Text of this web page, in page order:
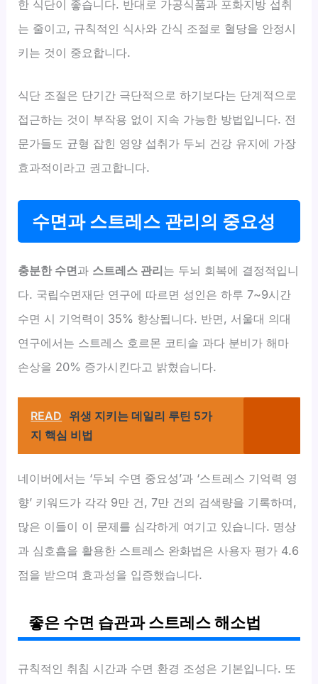
한 식단이 좋습니다. 반대로 가공식품과 포화지방 섭취
는 줄이고, 규칙적인 식사와 간식 조절로 혈당을 안정시
키는 것이 중요합니다.
식단 조절은 단기간 극단적으로 하기보다는 단계적으로
접근하는 것이 부작용 없이 지속 가능한 방법입니다. 전
문가들도 균형 잡힌 영양 섭취가 두뇌 건강 유지에 가장
효과적이라고 권고합니다.
수면과 스트레스 관리의 중요성
충분한 수면과 스트레스 관리는 두뇌 회복에 결정적입니
다. 국립수면재단 연구에 따르면 성인은 하루 7~9시간
수면 시 기억력이 35% 향상됩니다. 반면, 서울대 의대
연구에서는 스트레스 호르몬 코티솔 과다 분비가 해마
손상을 20% 증가시킨다고 밝혔습니다.
READ 위생 지키는 데일리 루틴 5가
지 핵심 비법
네이버에서는 ‘두뇌 수면 중요성’과 ‘스트레스 기억력 영
향’ 키워드가 각각 9만 건, 7만 건의 검색량을 기록하며,
많은 이들이 이 문제를 심각하게 여기고 있습니다. 명상
과 심호흡을 활용한 스트레스 완화법은 사용자 평가 4.6
점을 받으며 효과성을 입증했습니다.
좋은 수면 습관과 스트레스 해소법
규칙적인 취침 시간과 수면 환경 조성은 기본입니다. 또